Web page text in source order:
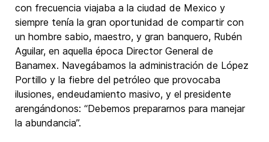
con frecuencia viajaba a la ciudad de Mexico y
siempre tenía la gran oportunidad de compartir con
un hombre sabio, maestro, y gran banquero, Rubén
Aguilar, en aquella época Director General de
Banamex. Navegábamos la administración de López
Portillo y la fiebre del petróleo que provocaba
ilusiones, endeudamiento masivo, y el presidente
arengándonos: “Debemos prepararnos para manejar
la abundancia”.